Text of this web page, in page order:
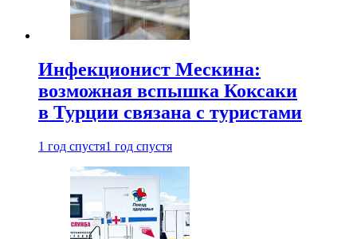
Инфекционист Мескина:
возможная вспышка Коксаки
в Турции связана с туристами
1 год спустя1 год спустя